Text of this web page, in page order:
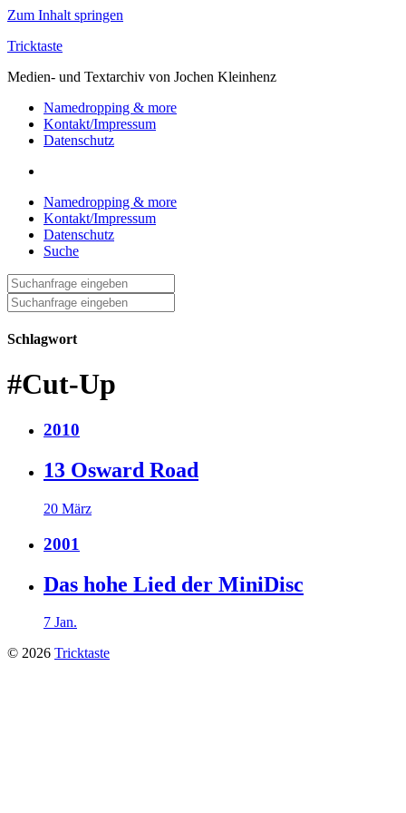
Zum Inhalt springen
Tricktaste
Medien- und Textarchiv von Jochen Kleinhenz
Namedropping & more
Kontakt/Impressum
Datenschutz
Namedropping & more
Kontakt/Impressum
Datenschutz
Suche
Suche
nach:
Suche
nach:
Schlagwort
#Cut-Up
2010
13 Osward Road
20 März
2001
Das hohe Lied der MiniDisc
7 Jan.
© 2026 Tricktaste